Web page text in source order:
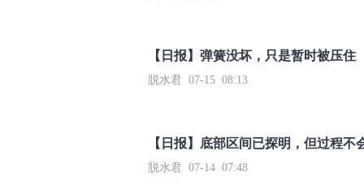
【日报】弹簧没坏，只是暂时被压住
脱水君 07-15 08:13
【日报】底部区间已探明，但过程不
脱水君 07-14 07:48